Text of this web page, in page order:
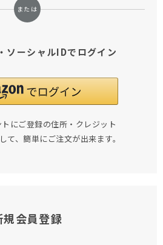
ソーシャルIDでログイン
にご登録の住所・クレジット
て、簡単にご注文が出来ます。
規会員登録